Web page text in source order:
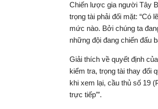
Chiến lược gia người Tây
trọng tài phải đối mặt: “Có
mức nào. Bởi chúng ta
những đội đang chiến đấu
Giải thích về quyết định
kiểm tra, trọng tài thay đổi
khi xem lại, cầu thủ số 19
trực tiếp’”.